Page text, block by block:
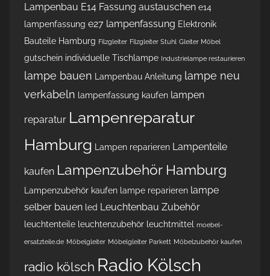
Lampenbau E14 Fassung austauschen e14
lampenfassung e27 lampenfassung Elektronik
Bauteile Hamburg Filzgleiter Filzgleiter Stuhl Gleiter Möbel
gutschein individuelle Tischlampe Industrielampe restaurieren
lampe bauen Lampenbau Anleitung lampe neu
verkabeln lampenfassung kaufen lampen
reparatur Lampenreparatur
Hamburg Lampen reparieren Lampenteile
kaufen Lampenzubehör Hamburg
Lampenzubehör kaufen lampe reparieren lampe
selber bauen led Leuchtenbau Zubehör
leuchtenteile leuchtenzubehör leuchtmittel moebel-
ersatzteile.de Möbelgleiter Möbelgleiter Parkett Möbelzubehör kaufen
radio kölsch Radio Kölsch